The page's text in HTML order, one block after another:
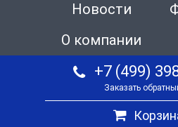
Новости
О компании
+7 (499)
Заказать